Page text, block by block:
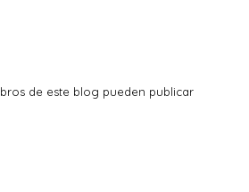
de este blog pueden publicar